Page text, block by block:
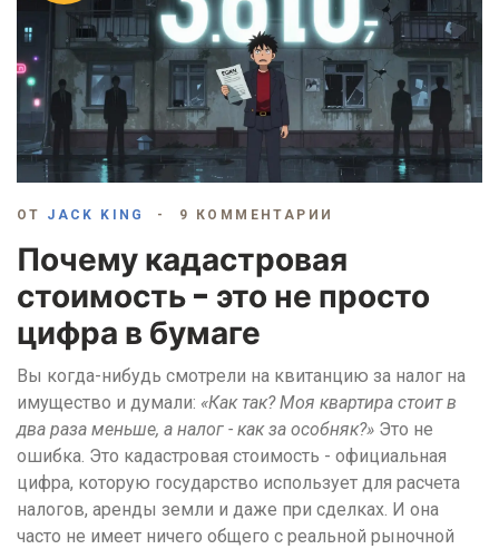
ОТ JACK KING 9 КОММЕНТАРИИ
Почему кадастровая
стоимость - это не просто
цифра в бумаге
Вы когда-нибудь смотрели на квитанцию за налог на
имущество и думали: «Как так? Моя квартира стоит в
два раза меньше, а налог - как за особняк?» Это не
ошибка. Это кадастровая стоимость - официальная
цифра, которую государство использует для расчета
налогов, аренды земли и даже при сделках. И она
часто не имеет ничего общего с реальной рыночной